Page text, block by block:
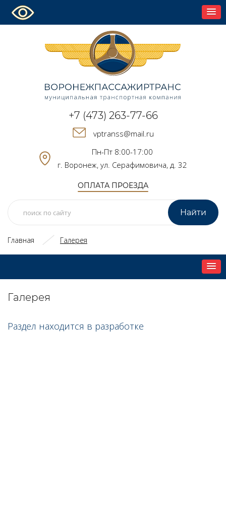
+7 (473) 263-77-66
vptranss@mail.ru
Пн-Пт 8:00-17:00
г. Воронеж, ул. Серафимовича, д. 32
ОПЛАТА ПРОЕЗДА
Главная Галерея
Галерея
Раздел находится в разработке